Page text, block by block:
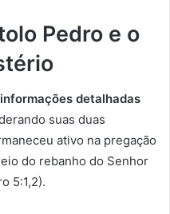
Pedro e o
informações detalhadas
suas duas
ativo na pregação
do rebanho do Senhor
5:1,2).